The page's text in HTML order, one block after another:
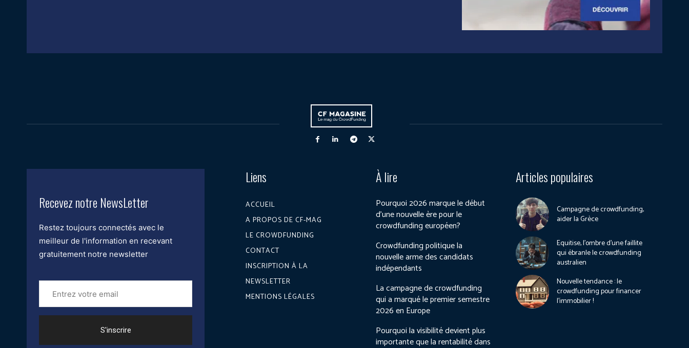
Recevez notre NewsLetter
Restez toujours connectés avec le
meilleur de l'information en recevant
gratuitement notre newsletter
Entrez
votre
email
Liens
ACCUEIL
A PROPOS DE CF-MAG
LE CROWDFUNDING
CONTACT
INSCRIPTION À LA
NEWSLETTER
MENTIONS LÉGALES
À lire
Pourquoi 2026 marque le début
d’une nouvelle ère pour le
crowdfunding européen?
Crowdfunding politique la
nouvelle arme des candidats
indépendants
La campagne de crowdfunding
qui a marqué le premier semestre
2026 en Europe
Pourquoi la visibilité devient plus
importante que la rentabilité dans
Articles populaires
Campagne de crowdfunding,
aider la Grèce
Equitise, l’ombre d’une faillite
qui ébranle le crowdfunding
australien
Nouvelle tendance : le
crowdfunding pour financer
l’immobilier !